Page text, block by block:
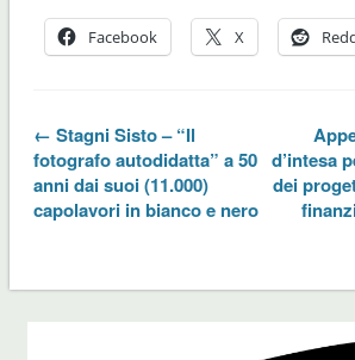
Facebook X
← Stagni Sisto – “Il
fotografo autodidatta” a 50
anni dai suoi (11.000)
capolavori in bianco e nero
d’intesa
dei